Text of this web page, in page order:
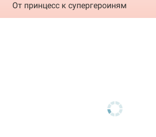
От принцесс к супергероиням